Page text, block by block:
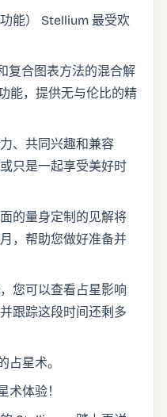
能） Stellium 最受欢
复合图表方法的混合解
能，提供无与伦比的精
、共同兴趣和兼容
只是一起享受美好时
的量身定制的见解将
，帮助您做好准备并
您可以查看占星影响
跟踪这段时间还剩多
占星术。
术体验！